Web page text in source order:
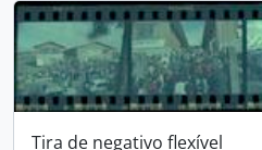
Tira de negativo flexível